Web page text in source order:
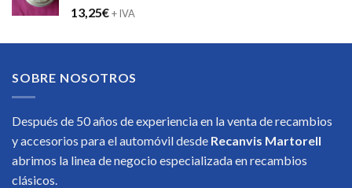
13,25€+ IVA
SOBRE NOSOTROS
Después de 50 años de experiencia en la venta de recambios
y accesorios para el automóvil desde Recanvis Martorell
abrimos la linea de negocio especializada en recambios
clásicos.